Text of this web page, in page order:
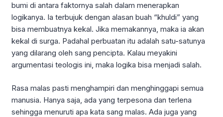
bumi di antara faktornya salah dalam menerapkan
logikanya. Ia terbujuk dengan alasan buah “khuldi” yang
bisa membuatnya kekal. Jika memakannya, maka ia akan
kekal di surga. Padahal perbuatan itu adalah satu-satunya
yang dilarang oleh sang pencipta. Kalau meyakini
argumentasi teologis ini, maka logika bisa menjadi salah.
Rasa malas pasti menghampiri dan menghinggapi semua
manusia. Hanya saja, ada yang terpesona dan terlena
sehingga menuruti apa kata sang malas. Ada juga yang